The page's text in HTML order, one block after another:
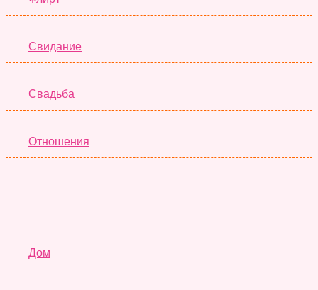
Свидание
Свадьба
Отношения
Дом